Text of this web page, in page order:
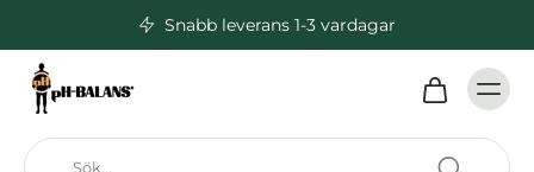
Snabb leverans 1-3 vardagar